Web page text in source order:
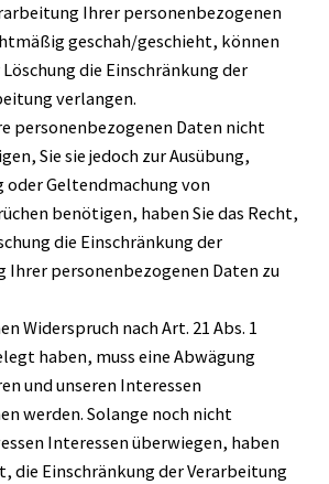
Ihrer personenbezogenen
geschah/geschieht, können
die Einschränkung der
verlangen.
personenbezogenen Daten nicht
Sie sie jedoch zur Ausübung,
oder Geltendmachung von
benötigen, haben Sie das Recht,
die Einschränkung der
Ihrer personenbezogenen Daten zu
Widerspruch nach Art. 21 Abs. 1
haben, muss eine Abwägung
und unseren Interessen
werden. Solange noch nicht
Interessen überwiegen, haben
die Einschränkung der Verarbeitung